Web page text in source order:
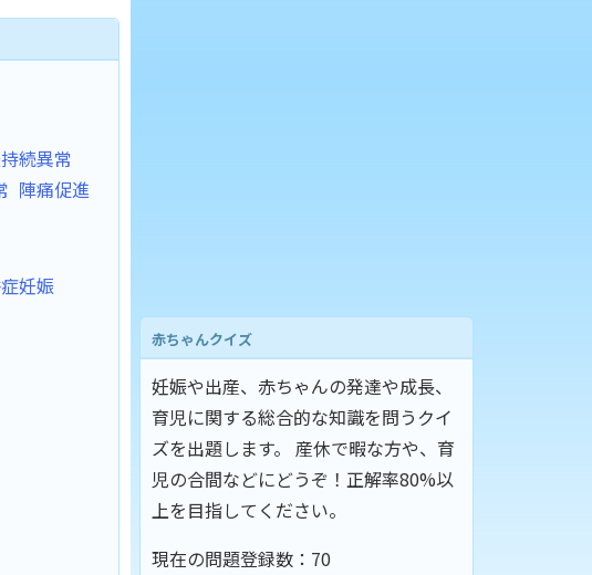
続異常
陣痛促進
妊娠
赤ちゃんクイズ
妊娠や出産、赤ちゃんの発達や成長、
育児に関する総合的な知識を問うクイ
ズを出題します。 産休で暇な方や、育
児の合間などにどうぞ！正解率80%以
上を目指してください。
現在の問題登録数： 70